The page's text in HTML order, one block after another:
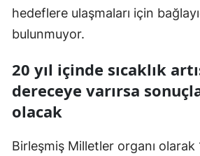
hedeflere ulaşmaları için
bulunmuyor.
20 yıl içinde sıcaklık
dereceye varırsa
olacak
Birleşmiş Milletler organı olarak